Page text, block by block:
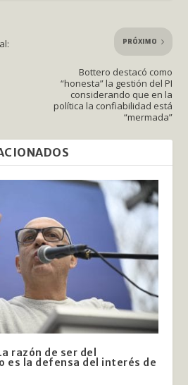
PRÓXIMO
Bottero destacó como
“honesta” la gestión del PI
considerando que en la
política la confiabilidad está
“mermada”
razón de ser del
es la defensa del interés de